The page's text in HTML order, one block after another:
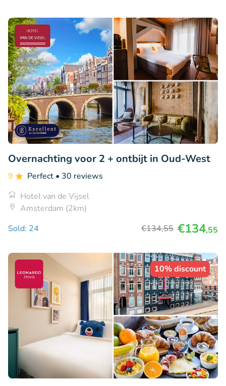
Overnachting voor 2 + ontbijt in Oud-West
9 Perfect • 30 reviews
Hotel van de Vijsel
Amsterdam (2km)
Sold: 24
€134,55 €134,55
10% discount